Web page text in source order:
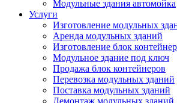
Модульные здания автомойка
Услуги
Изготовление модульных
Аренда модульных зданий
Изготовление блок
Модульное здание под ключ
Продажа блок контейнеров
Перевозка модульных зданий
Поставка модульных зданий
Демонтаж модульных зданий